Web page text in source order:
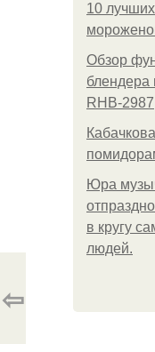
10
Обзор
блендера
RHB-2987
Юра
в кругу
людей.
⇦